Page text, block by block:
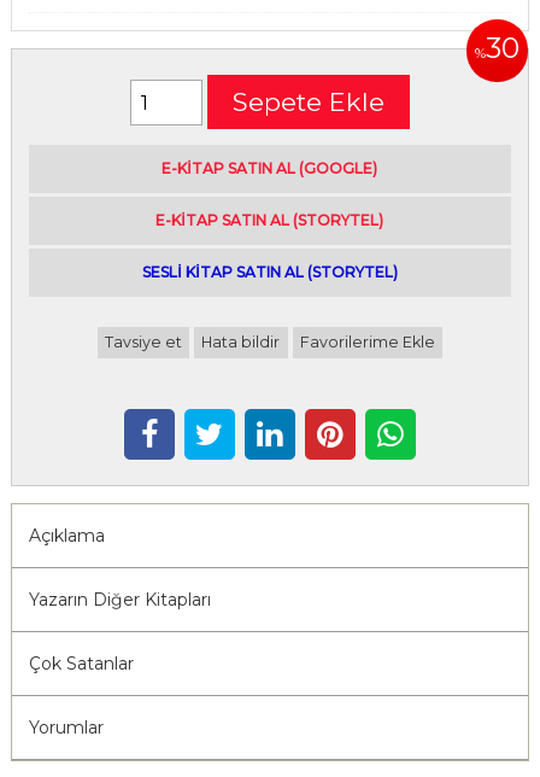
%30
Sepete Ekle
E-KİTAP SATIN AL (GOOGLE)
E-KİTAP SATIN AL (STORYTEL)
SESLİ KİTAP SATIN AL (STORYTEL)
Tavsiye et Hata bildir Favorilerime Ekle
Açıklama
Yazarın Diğer Kitapları
Çok Satanlar
Yorumlar